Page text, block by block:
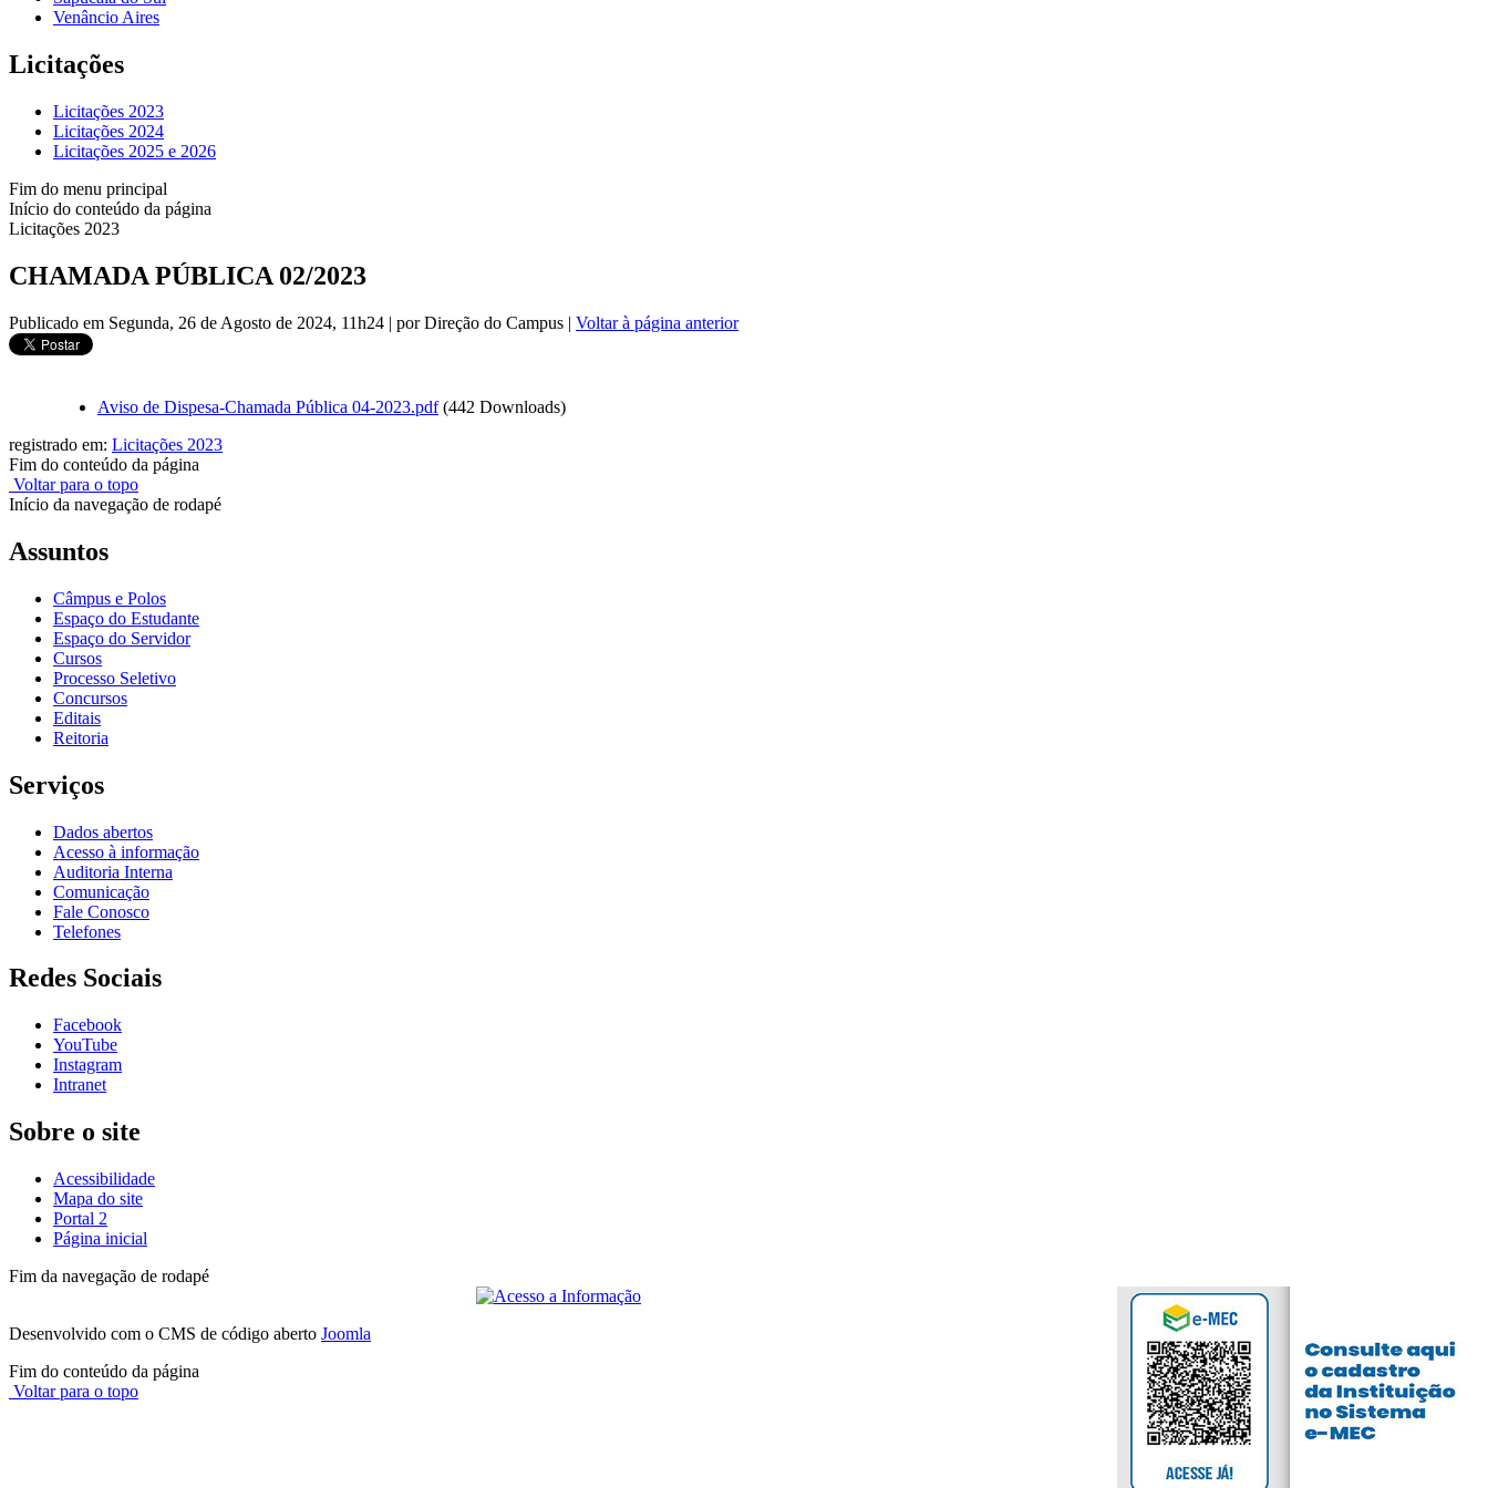
Venâncio Aires
Licitações
Licitações 2023
Licitações 2024
Licitações 2025 e 2026
Fim do menu principal
Início do conteúdo da página
Licitações 2023
CHAMADA PÚBLICA 02/2023
Publicado em Segunda, 26 de Agosto de 2024, 11h24 | por Direção do Campus | Voltar à página anterior
Aviso de Dispesa-Chamada Pública 04-2023.pdf (442 Downloads)
registrado em: Licitações 2023
Fim do conteúdo da página
Voltar para o topo
Início da navegação de rodapé
Assuntos
Câmpus e Polos
Espaço do Estudante
Espaço do Servidor
Cursos
Processo Seletivo
Concursos
Editais
Reitoria
Serviços
Dados abertos
Acesso à informação
Auditoria Interna
Comunicação
Fale Conosco
Telefones
Redes Sociais
Facebook
YouTube
Instagram
Intranet
Sobre o site
Acessibilidade
Mapa do site
Portal 2
Página inicial
Fim da navegação de rodapé
Desenvolvido com o CMS de código aberto Joomla
Fim do conteúdo da página
Voltar para o topo